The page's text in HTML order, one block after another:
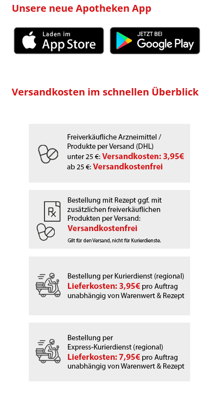
Unsere neue Apotheken App
Versandkosten im schnellen Überblick